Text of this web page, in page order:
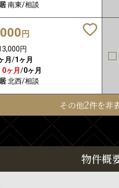
南東/相談
円
円
月 /1ヶ月
0ヶ月 /0ヶ月
北西/相談
その他2件を非
物件概